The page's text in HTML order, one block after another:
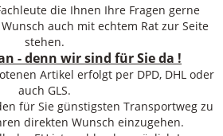
die Ihnen Ihre Fragen gerne
auch mit echtem Rat zur Seite
stehen.
- denn wir sind für Sie da !
Artikel erfolgt per DPD, DHL oder
auch GLS.
für Sie günstigsten Transportweg zu
direkten Wunsch einzugehen.